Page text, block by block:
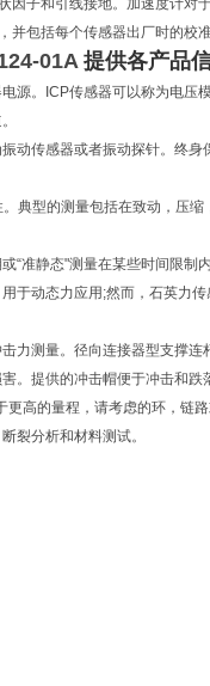
子和引线接地。加速度计对
包括每个传感器出厂时的校准
01A提供各产品
源。ICP传感器可以称为电压
传感器或者振动探针。终身
典型的测量包括在致动，压
准静态"测量在某些时间限制
于动态力应用;然而，石英力
力测量。径向连接器型支撑
。提供的冲击帽便于冲击和跌
高的量程，请考虑的环，链
裂分析和材料测试。